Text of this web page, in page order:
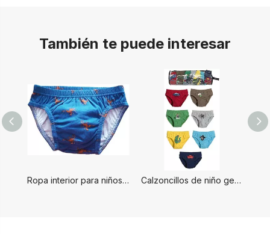
También te puede interesar
Ropa interior para niños de alta calidad. Calzoncillos de niño genial